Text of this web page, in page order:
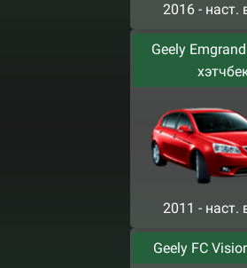
2016 - наст.
Geely
2011 - наст.
Geely FC